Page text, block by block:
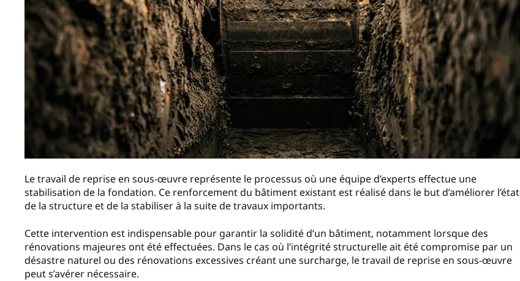
Le travail de reprise en sous-œuvre représente le processus où une équipe d’experts effectue une
stabilisation de la fondation. Ce renforcement du bâtiment existant est réalisé dans le but d’améliorer l’état
de la structure et de la stabiliser à la suite de travaux importants.
Cette intervention est indispensable pour garantir la solidité d’un bâtiment, notamment lorsque des
rénovations majeures ont été effectuées. Dans le cas où l’intégrité structurelle ait été compromise par un
désastre naturel ou des rénovations excessives créant une surcharge, le travail de reprise en sous-œuvre
peut s’avérer nécessaire.